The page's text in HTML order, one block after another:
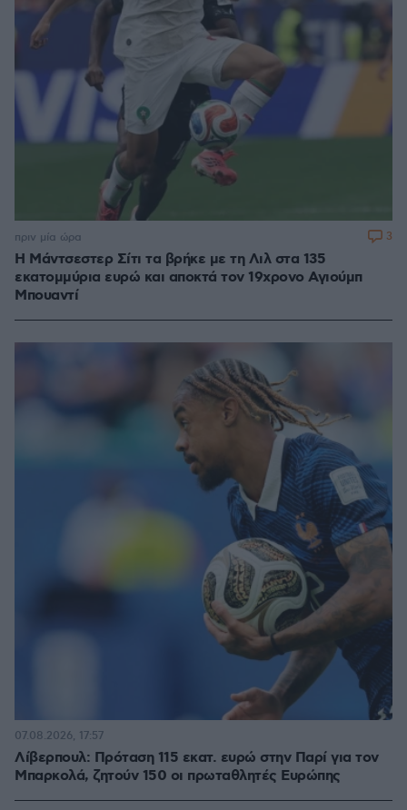
Η Μάντσεστερ Σίτι τα βρήκε με τη Λιλ στα 135
εκατομμύρια ευρώ και αποκτά τον 19χρονο Αγιούμπ
Μπουαντί
πριν μία ώρα 3
Λίβερπουλ: Πρόταση 115 εκατ. ευρώ στην Παρί για τον
Μπαρκολά, ζητούν 150 οι πρωταθλητές Ευρώπης
07.08.2026, 17:57